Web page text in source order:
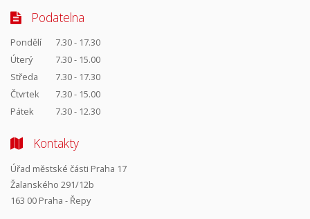
Podatelna
Pondělí
7.30 - 17.30
Úterý
7.30 - 15.00
Středa
7.30 - 17.30
Čtvrtek
7.30 - 15.00
Pátek
7.30 - 12.30
Kontakty
Úřad městské části Praha 17
Žalanského 291/12b
163 00 Praha - Řepy